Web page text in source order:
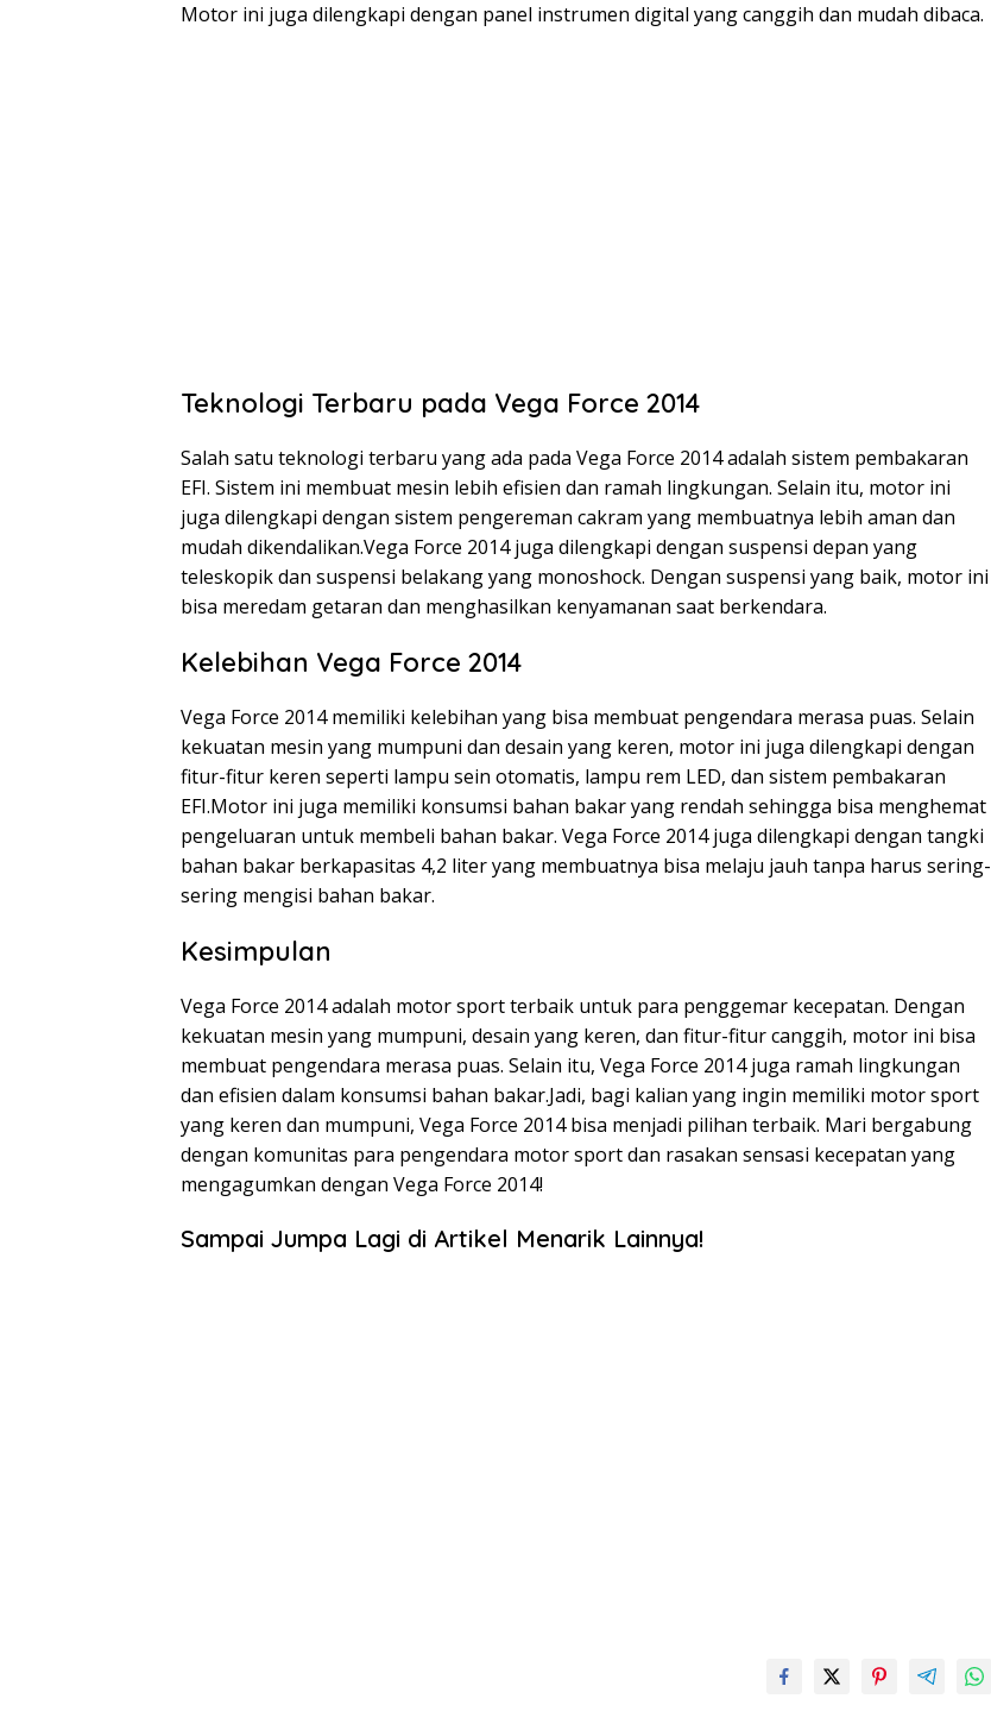
Motor ini juga dilengkapi dengan panel instrumen digital yang canggih dan mudah dibaca.
Teknologi Terbaru pada Vega Force 2014
Salah satu teknologi terbaru yang ada pada Vega Force 2014 adalah sistem pembakaran
EFI. Sistem ini membuat mesin lebih efisien dan ramah lingkungan. Selain itu, motor ini
juga dilengkapi dengan sistem pengereman cakram yang membuatnya lebih aman dan
mudah dikendalikan.Vega Force 2014 juga dilengkapi dengan suspensi depan yang
teleskopik dan suspensi belakang yang monoshock. Dengan suspensi yang baik, motor ini
bisa meredam getaran dan menghasilkan kenyamanan saat berkendara.
Kelebihan Vega Force 2014
Vega Force 2014 memiliki kelebihan yang bisa membuat pengendara merasa puas. Selain
kekuatan mesin yang mumpuni dan desain yang keren, motor ini juga dilengkapi dengan
fitur-fitur keren seperti lampu sein otomatis, lampu rem LED, dan sistem pembakaran
EFI.Motor ini juga memiliki konsumsi bahan bakar yang rendah sehingga bisa menghemat
pengeluaran untuk membeli bahan bakar. Vega Force 2014 juga dilengkapi dengan tangki
bahan bakar berkapasitas 4,2 liter yang membuatnya bisa melaju jauh tanpa harus sering-
sering mengisi bahan bakar.
Kesimpulan
Vega Force 2014 adalah motor sport terbaik untuk para penggemar kecepatan. Dengan
kekuatan mesin yang mumpuni, desain yang keren, dan fitur-fitur canggih, motor ini bisa
membuat pengendara merasa puas. Selain itu, Vega Force 2014 juga ramah lingkungan
dan efisien dalam konsumsi bahan bakar.Jadi, bagi kalian yang ingin memiliki motor sport
yang keren dan mumpuni, Vega Force 2014 bisa menjadi pilihan terbaik. Mari bergabung
dengan komunitas para pengendara motor sport dan rasakan sensasi kecepatan yang
mengagumkan dengan Vega Force 2014!
Sampai Jumpa Lagi di Artikel Menarik Lainnya!